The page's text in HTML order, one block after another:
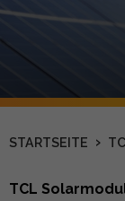
STARTSEITE ›
TCL